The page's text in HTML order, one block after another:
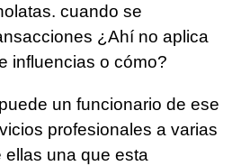
cuando se
¿Ahí no aplica
influencias o cómo?
un funcionario de ese
profesionales a varias
ellas una que esta